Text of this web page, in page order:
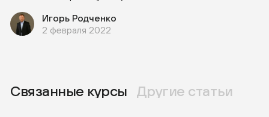
Игорь Родченко
2 февраля 2022
Связанные курсы Другие статьи